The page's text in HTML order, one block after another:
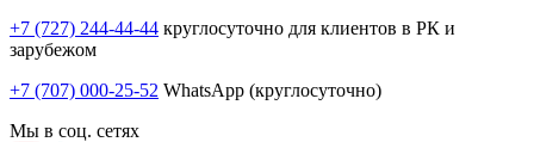
+7 (727) 244-44-44 круглосуточно для клиентов в РК и
зарубежом
+7 (707) 000-25-52 WhatsApp (круглосуточно)
Мы в соц. сетях